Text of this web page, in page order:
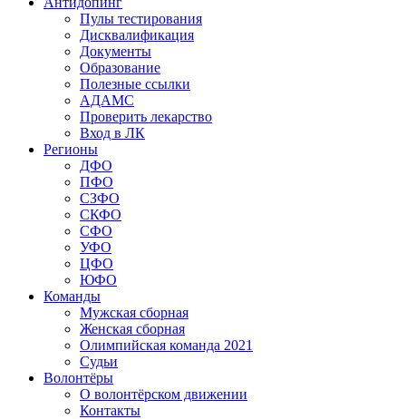
Пулы тестирования
Дисквалификация
Документы
Образование
Полезные ссылки
АДАМС
Проверить лекарство
Вход в ЛК
Регионы
ДФО
ПФО
СЗФО
СКФО
СФО
УФО
ЦФО
ЮФО
Команды
Мужская сборная
Женская сборная
Олимпийская команда 2021
Судьи
Волонтёры
О волонтёрском движении
Контакты